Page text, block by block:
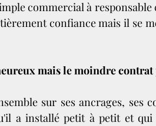
commercial à
confiance mais il se
mais le moindre
sur ses ancrages, ses
a installé petit à petit et qui